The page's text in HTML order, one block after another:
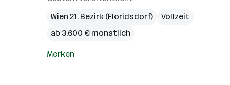
Wien 21. Bezirk (Floridsdorf)
Vollzeit
ab 3.600 € monatlich
Merken